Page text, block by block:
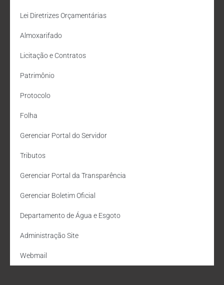
Lei Diretrizes Orçamentárias
Almoxarifado
Licitação e Contratos
Patrimônio
Protocolo
Folha
Gerenciar Portal do Servidor
Tributos
Gerenciar Portal da Transparência
Gerenciar Boletim Oficial
Departamento de Água e Esgoto
Administração Site
Webmail